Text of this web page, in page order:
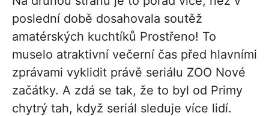
poslední době dosahovala soutěž
amatérských kuchtíků Prostřeno! To
muselo atraktivní večerní čas před hlavními
zprávami vyklidit právě seriálu ZOO Nové
začátky. A zdá se tak, že to byl od Primy
chytrý tah, když seriál sleduje více lidí.